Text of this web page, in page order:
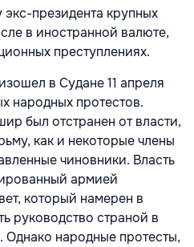
президента крупных
в иностранной валюте,
преступлениях.
в Судане 11 апреля
народных протестов.
был отстранен от власти,
как и некоторые члены
чиновники. Власть
армией
который намерен в
руководство страной в
Однако народные протесты,